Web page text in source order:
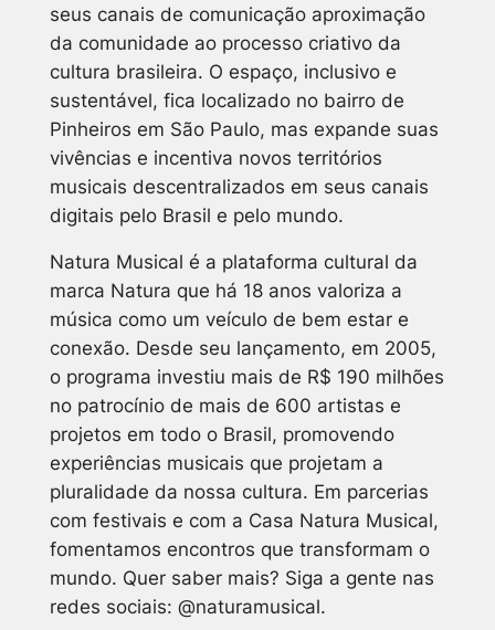
seus canais de comunicação aproximação
da comunidade ao processo criativo da
cultura brasileira. O espaço, inclusivo e
sustentável, fica localizado no bairro de
Pinheiros em São Paulo, mas expande suas
vivências e incentiva novos territórios
musicais descentralizados em seus canais
digitais pelo Brasil e pelo mundo.
Natura Musical é a plataforma cultural da
marca Natura que há 18 anos valoriza a
música como um veículo de bem estar e
conexão. Desde seu lançamento, em 2005,
o programa investiu mais de R$ 190 milhões
no patrocínio de mais de 600 artistas e
projetos em todo o Brasil, promovendo
experiências musicais que projetam a
pluralidade da nossa cultura. Em parcerias
com festivais e com a Casa Natura Musical,
fomentamos encontros que transformam o
mundo. Quer saber mais? Siga a gente nas
redes sociais: @naturamusical.